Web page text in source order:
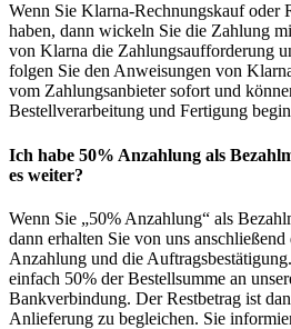
Wenn Sie Klarna-Rechnungskauf oder
haben, dann wickeln Sie die Zahlung
von Klarna die Zahlungsaufforderung
folgen Sie den Anweisungen von
vom Zahlungsanbieter sofort und
Bestellverarbeitung und Fertigung
Ich habe 50% Anzahlung als
es weiter?
Wenn Sie „50% Anzahlung“ als
dann erhalten Sie von uns
Anzahlung und die
einfach 50% der Bestellsumme an
Bankverbindung. Der Restbetrag ist
Anlieferung zu begleichen. Sie